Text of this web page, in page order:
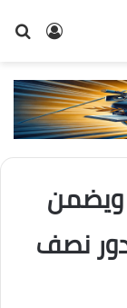
تسجيل
ويضمن
نصف